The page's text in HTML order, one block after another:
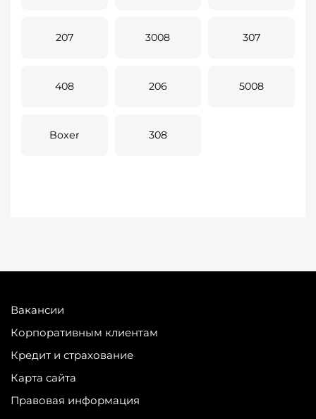
207 3008 307
408 206 5008
Boxer 308
Вакансии
Корпоративным клиентам
Кредит и страхование
Карта сайта
Правовая информация